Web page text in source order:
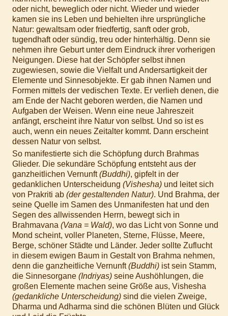
oder nicht, beweglich oder nicht. Wieder und wieder
kamen sie ins Leben und behielten ihre ursprüngliche
Natur: gewaltsam oder friedfertig, sanft oder grob,
tugendhaft oder sündig, treu oder hinterhältig. Denn sie
nehmen ihre Geburt unter dem Eindruck ihrer vorherigen
Neigungen. Diese hat der Schöpfer selbst ihnen
zugewiesen, sowie die Vielfalt und Andersartigkeit der
Elemente und Sinnesobjekte. Er gab ihnen Namen und
Formen mittels der vedischen Texte. Er verlieh denen, die
am Ende der Nacht geboren werden, die Namen und
Aufgaben der Weisen. Wenn eine neue Jahreszeit
anfängt, erscheint ihre Natur von selbst. Und so ist es
auch, wenn ein neues Zeitalter kommt. Dann erscheint
dessen Natur von selbst.
So manifestierte sich die Schöpfung durch Brahmas
Glieder. Die sekundäre Schöpfung entsteht aus der
ganzheitlichen Vernunft(Buddhi), gipfelt in der
gedanklichen Unterscheidung (Vishesha) und leitet sich
von Prakriti ab (der gestaltenden Natur). Und Brahma, der
seine Quelle im Samen des Unmanifesten hat und den
Segen des allwissenden Herrn, bewegt sich in
Brahmavana (Vana = Wald), wo das Licht von Sonne und
Mond scheint, voller Planeten, Sterne, Flüsse, Meere,
Berge, schöner Städte und Länder. Jeder sollte Zuflucht
in diesem ewigen Baum in Gestalt von Brahma nehmen,
denn die ganzheitliche Vernunft(Buddhi) ist sein Stamm,
die Sinnesorgane (Indriyas) seine Aushöhlungen, die
großen Elemente machen seine Größe aus, Vishesha
(gedankliche Unterscheidung) sind die vielen Zweige,
Dharma und Adharma sind die schönen Blüten und Glück